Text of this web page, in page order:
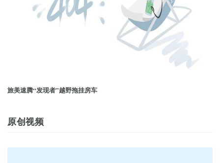
旅美速腾“发现者”越野拖挂房车
原创视频